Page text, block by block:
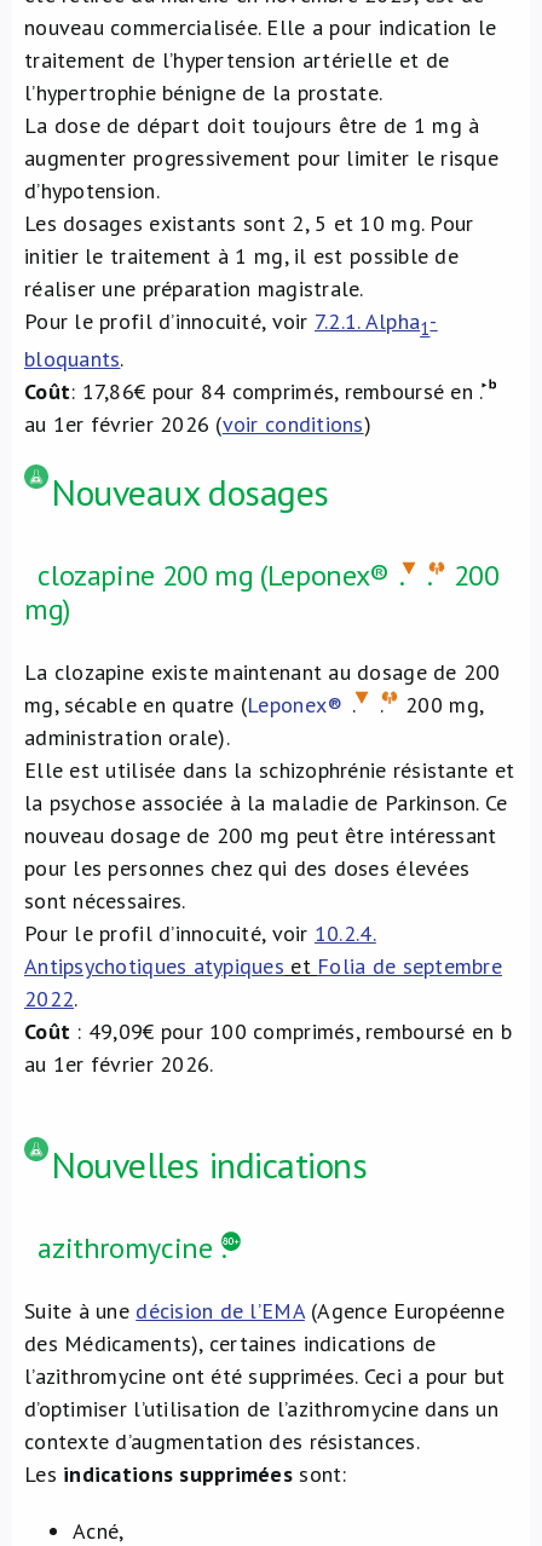
nouveau commercialisée. Elle a pour indication le
traitement de l’hypertension artérielle et de
l’hypertrophie bénigne de la prostate.
La dose de départ doit toujours être de 1 mg à
augmenter progressivement pour limiter le risque
d’hypotension.
Les dosages existants sont 2, 5 et 10 mg. Pour
initier le traitement à 1 mg, il est possible de
réaliser une préparation magistrale.
Pour le profil d’innocuité, voir 7.2.1. Alpha1-
bloquants.
Coût: 17,86€ pour 84 comprimés, remboursé en .
au 1er février 2026 (voir conditions)
Nouveaux dosages
clozapine 200 mg (Leponex® . . 200
mg)
La clozapine existe maintenant au dosage de 200
mg, sécable en quatre (Leponex® . .
200 mg,
administration orale).
Elle est utilisée dans la schizophrénie résistante et
la psychose associée à la maladie de Parkinson. Ce
nouveau dosage de 200 mg peut être intéressant
pour les personnes chez qui des doses élevées
sont nécessaires.
Pour le profil d’innocuité, voir 10.2.4.
Antipsychotiques atypiques et Folia de septembre
2022.
Coût : 49,09€ pour 100 comprimés, remboursé en b
au 1er février 2026.
Nouvelles indications
azithromycine .
Suite à une décision de l’EMA(Agence Européenne
des Médicaments), certaines indications de
l’azithromycine ont été supprimées. Ceci a pour but
d’optimiser l’utilisation de l’azithromycine dans un
contexte d’augmentation des résistances.
Les indications supprimées sont:
Acné,